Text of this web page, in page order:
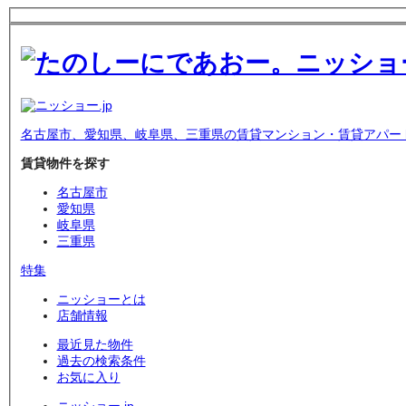
名古屋市、愛知県、岐阜県、三重県の賃貸マンション・賃貸アパー
賃貸物件を探す
名古屋市
愛知県
岐阜県
三重県
特集
ニッショーとは
店舗情報
最近見た物件
過去の検索条件
お気に入り